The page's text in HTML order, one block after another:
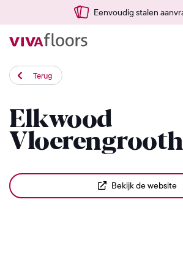
Eenvoudig stalen
Terug
Elkwood
Bekijk de website